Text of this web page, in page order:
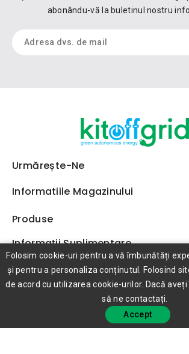
abonându-vă la buletinul nostru
Urmărește-Ne
Informatiile Magazinului
Folosim cookie-uri pentru a vă îmbunătăți
și pentru a personaliza conținutul. Folosind
de acord cu utilizarea cookie-urilor. Dacă
să ne contactați.
Accept
Produse
Informații Suplimentare